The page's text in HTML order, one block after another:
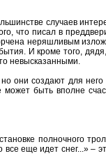
случаев
что писал в
неряшливым
И кроме того,
невысказанными.
они создают для
быть вполне
полночного
еще идет снег...» –